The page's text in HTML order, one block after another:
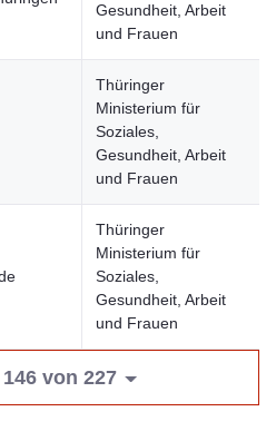
Gesundheit, Arbeit
und Frauen
Thüringer
Ministerium für
Soziales,
Gesundheit, Arbeit
und Frauen
Thüringer
Ministerium für
Soziales,
Gesundheit, Arbeit
und Frauen
von 227